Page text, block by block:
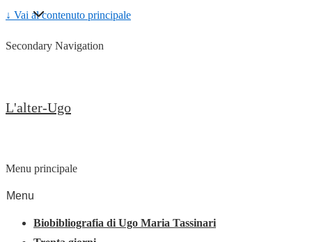
↓ Vai al contenuto principale
Secondary Navigation
L'alter-Ugo
Menu principale
Menu
Biobibliografia di Ugo Maria Tassinari